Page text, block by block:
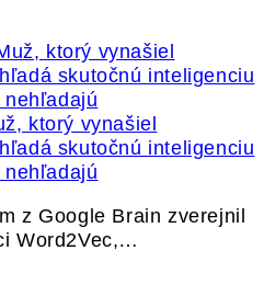
ktorý vynašiel
skutočnú inteligenciu
z Google Brain zverejnil
Word2Vec,…